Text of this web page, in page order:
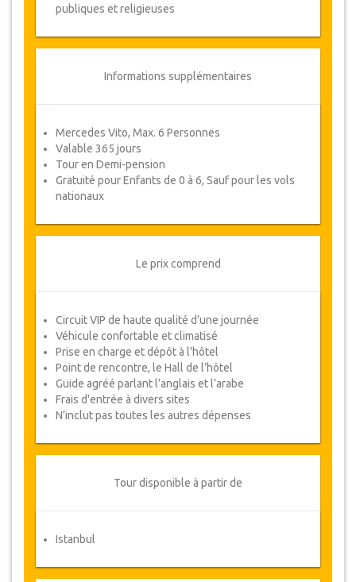
Vue d'ensemble du Tour
Jour 2: Visite de Dolmabahçe
d'Artémis.
Jour 4:Hierapolis, château de coton
(Pamukkale)
Jour 5:Visite de Luxe du Bosphore
Jour 6: Libre
################## ####### ### #####
############
Disponibilité du package
Nous vous prions de vérifier la disponibilité des
dates requises auprès de nos services, avant de
procéder à l’achat.
Des modifications aux réservations
donné. Veuillez nous contacter pour plus
publiques et religieuses
Informations supplémentaires
Mercedes Vito, Max. 6 Personnes
Valable 365 jours
Tour en Demi-pension
Gratuité pour Enfants de 0 à 6, Sauf pour les vols
nationaux
Le prix comprend
Circuit VIP de haute qualité d’une journée
Véhicule confortable et climatisé
Prise en charge et dépôt à l'hôtel
Point de rencontre, le Hall de l’hôtel
Guide agréé parlant l’anglais et l’arabe
Frais d'entrée à divers sites
N’inclut pas toutes les autres dépenses
Tour disponible à partir de
Istanbul